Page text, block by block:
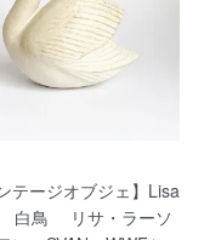
テージオブジェ】Lisa
白鳥 リサ・ラーソ